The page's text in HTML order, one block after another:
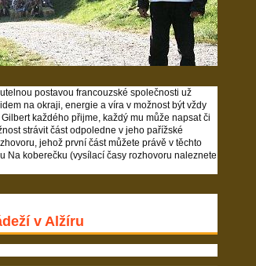
postavou francouzské společnosti už
na okraji, energie a víra v možnost být vždy
každého přijme, každý mu může napsat či
strávit část odpoledne v jeho pařížské
jehož první část můžete právě v těchto
Na koberečku (vysílací časy rozhovoru naleznete
v Alžíru